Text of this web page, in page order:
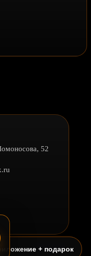
+ подарок
52
характер. Реквизиты